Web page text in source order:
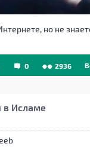
но не
0 2936
в Исламе